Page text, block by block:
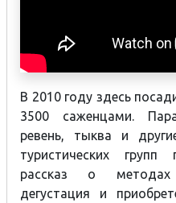
В 2010 году здесь
3500 саженцами.
ревень, тыква и
туристических групп
рассказ о методах
дегустация и